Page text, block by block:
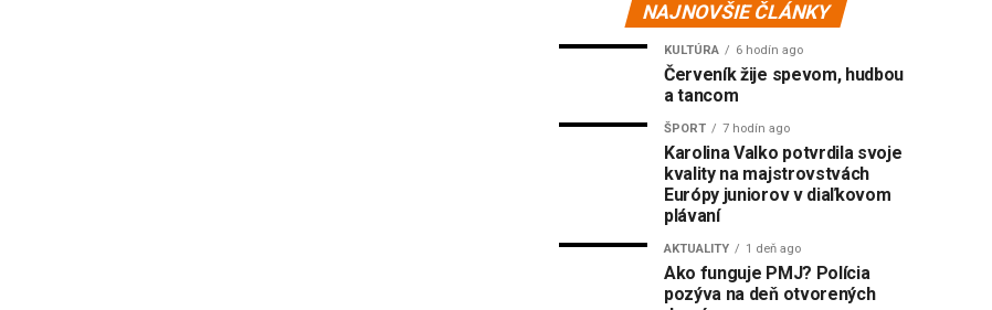
NAJNOVŠIE ČLÁNKY
KULTÚRA 6 hodín ago
Červeník žije spevom, hudbou
a tancom
ŠPORT 7 hodín ago
Karolina Valko potvrdila svoje
kvality na majstrovstvách
Európy juniorov v diaľkovom
plávaní
AKTUALITY 1 deň ago
Ako funguje PMJ? Polícia
pozýva na deň otvorených